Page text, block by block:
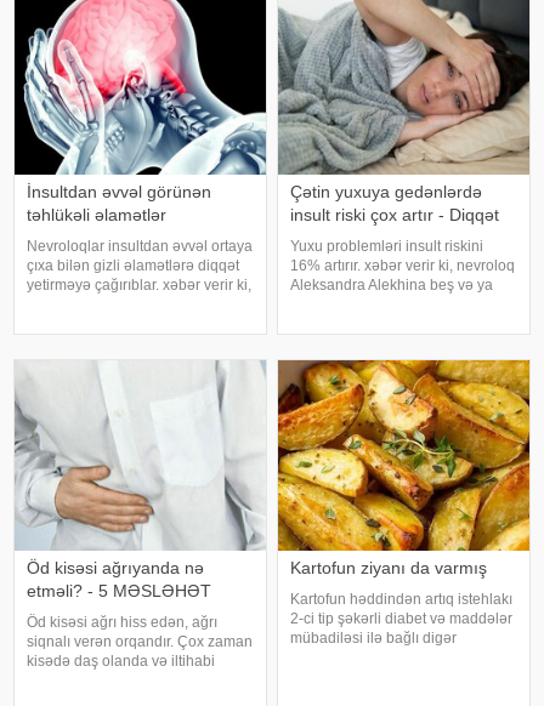
tərli halda qəfil çox soyuq otağ
İnsultdan əvvəl görünən
təhlükəli əlamətlər
Nevroloqlar insultdan əvvəl ortaya
çıxa bilən gizli əlamətlərə diqqət
yetirməyə çağırıblar. xəbər verir ki,
verə bilər. Lakin b
Çətin yuxuya gedənlərdə
insult riski çox artır - Diqqət
Yuxu problemləri insult riskini
16% artırır. xəbər verir ki, nevroloq
Aleksandra Alekhina beş və ya
artdığını deyib. İnsult ciddi və
həyat
Öd kisəsi ağrıyanda nə
etməli? - 5 MƏSLƏHƏT
Öd kisəsi ağrı hiss edən, ağrı
siqnalı verən orqandır. Çox zaman
kisədə daş olanda və iltihabi
Kartofun ziyanı da varmış
Kartofun həddindən artıq istehlakı
2-ci tip şəkərli diabet və maddələr
mübadiləsi ilə bağlı digər